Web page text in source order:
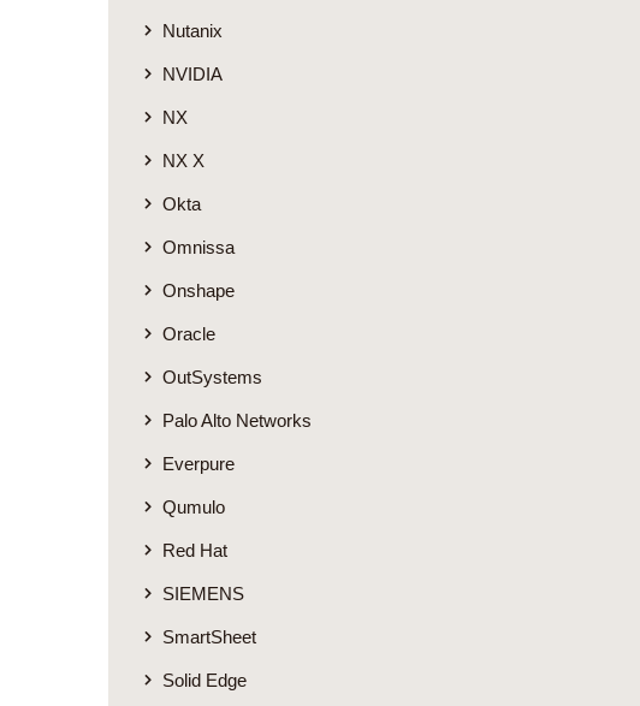
Nutanix
NVIDIA
NX
NX X
Okta
Omnissa
Onshape
Oracle
OutSystems
Palo Alto Networks
Everpure
Qumulo
Red Hat
SIEMENS
SmartSheet
Solid Edge